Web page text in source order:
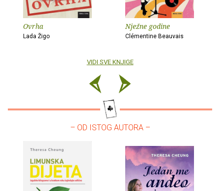
Ovrha
Lada Žigo
Nježne godine
Clémentine Beauvais
VIDI SVE KNJIGE
– OD ISTOG AUTORA –